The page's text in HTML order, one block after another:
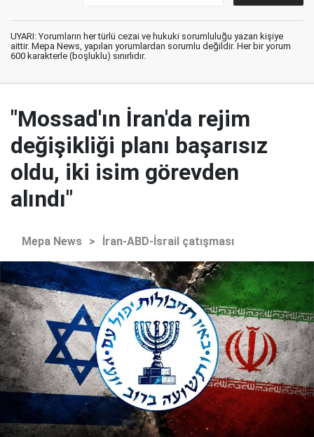
UYARI: Yorumların her türlü cezai ve hukuki sorumluluğu yazan kişiye
aittir. Mepa News, yapılan yorumlardan sorumlu değildir. Her bir yorum
600 karakterle (boşluklu) sınırlıdır.
"Mossad'ın İran'da rejim
değişikliği planı başarısız
oldu, iki isim görevden
alındı"
Mepa News > İran-ABD-İsrail çatışması